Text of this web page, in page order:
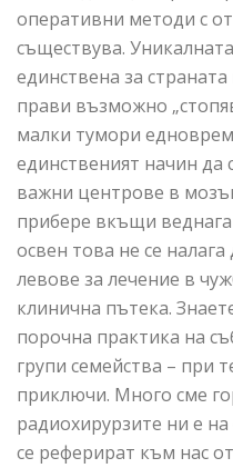
оперативни методи с
съществува.
единствена за
прави възможно
малки тумори
единственият начин да
важни центрове в
прибере вкъщи веднага
освен това не се
левове за лечение в
клинична пътека.
порочна практика на
групи семейства – при
приключи. Много сме
радиохирурзите ни е
се реферират към нас